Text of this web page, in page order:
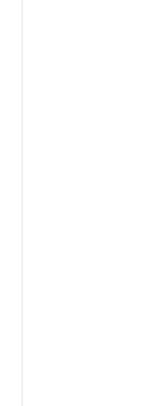
en Twitter
Brasil en Instagram
País Brasil en Facebook